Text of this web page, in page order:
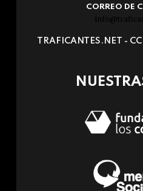
CORREO DE
TRAFICANTES.NET -